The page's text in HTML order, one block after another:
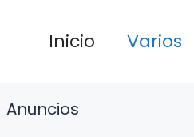
Inicio Varios
Anuncios